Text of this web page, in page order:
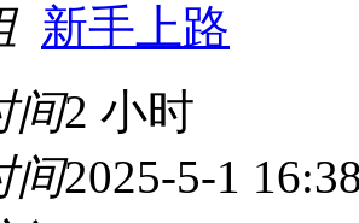
新手上路
间2 小时
间2025-5-1